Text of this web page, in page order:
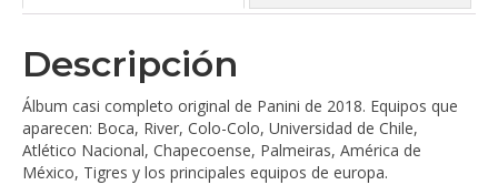
Descripción
Álbum casi completo original de Panini de 2018. Equipos que
aparecen: Boca, River, Colo-Colo, Universidad de Chile,
Atlético Nacional, Chapecoense, Palmeiras, América de
México, Tigres y los principales equipos de europa.